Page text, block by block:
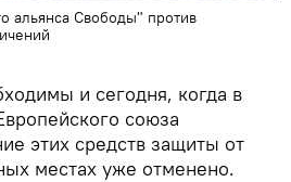
альянса Свободы" против
и сегодня, когда в
союза
этих средств защиты от
местах уже отменено.